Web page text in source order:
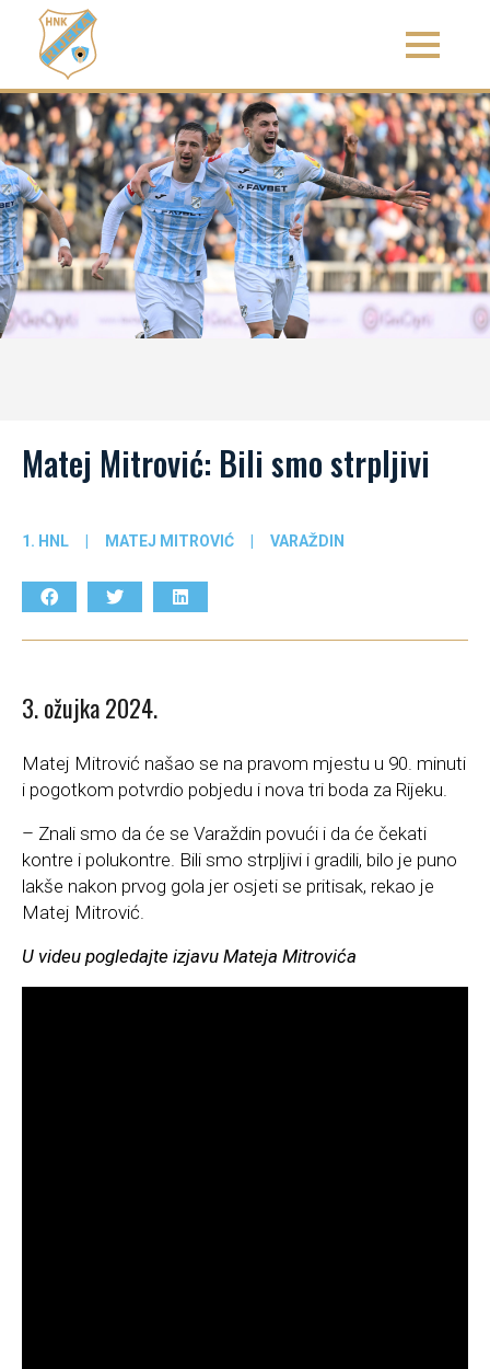
Matej Mitrović: Bili smo strpljivi
1. HNL | MATEJ MITROVIĆ | VARAŽDIN
3. ožujka 2024.
Matej Mitrović našao se na pravom mjestu u 90. minuti
i pogotkom potvrdio pobjedu i nova tri boda za Rijeku.
– Znali smo da će se Varaždin povući i da će čekati
kontre i polukontre. Bili smo strpljivi i gradili, bilo je puno
lakše nakon prvog gola jer osjeti se pritisak, rekao je
Matej Mitrović.
U videu pogledajte izjavu Mateja Mitrovića